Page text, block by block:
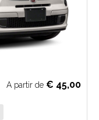
A partir de € 45,00